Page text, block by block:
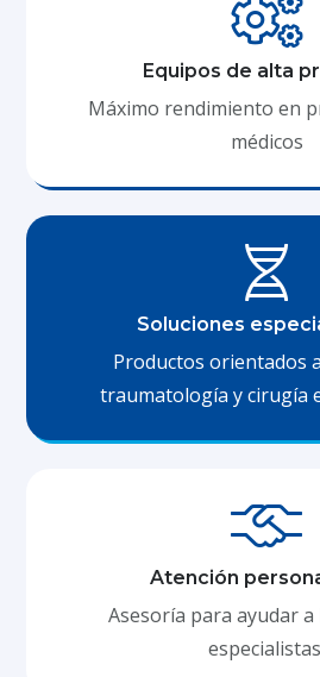
Equipos de alta
Máximo rendimiento en
médicos
Soluciones
Productos orientados
traumatología y cirugía
Atención
Asesoría para ayudar